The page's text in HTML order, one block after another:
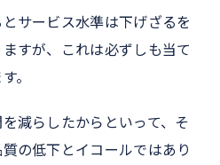
サービス水準は下げざるを
すが、これは必ずしも当て
。
減らしたからといって、そ
の低下とイコールではあり